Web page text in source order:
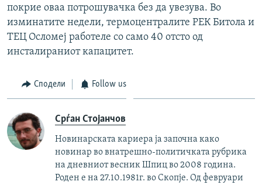
покрие оваа потрошувачка без да увезува. Во
изминатите недели, термоцентралите РЕК Битола и
ТЕЦ Осломеј работеле со само 40 отсто од
инсталираниот капацитет.
Сподели Follow us
Срѓан Стојанчов
Новинарската кариера ја започна како
новинар во внатрешно-политичката рубрика
на дневниот весник Шпиц во 2008 година.
Роден е на 27.10.1981г. во Скопје. Од февруари